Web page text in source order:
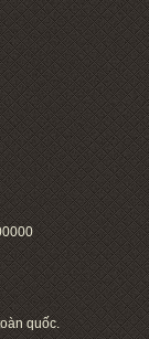
quốc.